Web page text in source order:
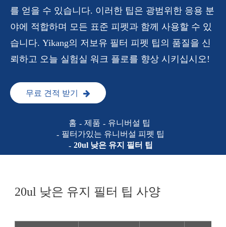
를 얻을 수 있습니다. 이러한 팁은 광범위한 응용 분
야에 적합하며 모든 표준 피펫과 함께 사용할 수 있
습니다. Yikang의 저보유 필터 피펫 팁의 품질을 신
뢰하고 오늘 실험실 워크 플로를 향상 시키십시오!
무료 견적 받기
홈 제품
유니버설 팁
필터가있는 유니버설 피펫 팁
20ul 낮은 유지 필터 팁
20ul 낮은 유지 필터 팁 사양